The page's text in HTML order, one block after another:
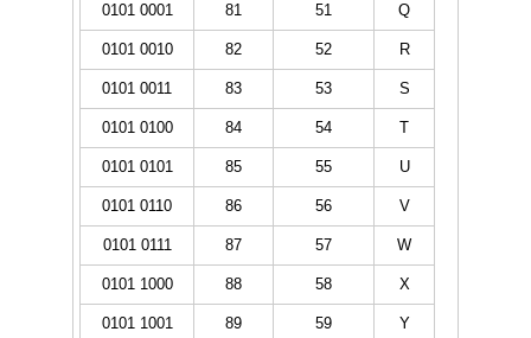
0101 0001 81 51 Q
0101 0010 82 52 R
0101 0011 83 53 S
0101 0100 84 54 T
0101 0101 85 55 U
0101 0110 86 56 V
0101 0111 87 57 W
0101 1000 88 58 X
0101 1001 89 59 Y